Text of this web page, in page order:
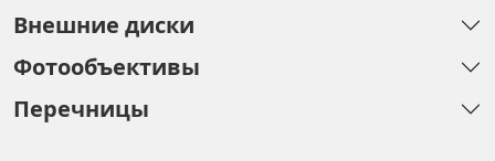
Внешние диски
Фотообъективы
Перечницы